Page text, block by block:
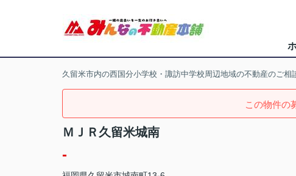
久留米市内の西国分小学校・諏訪中学校周辺地域の不動産のご相
この物件の
ＭＪＲ久留米城南
-